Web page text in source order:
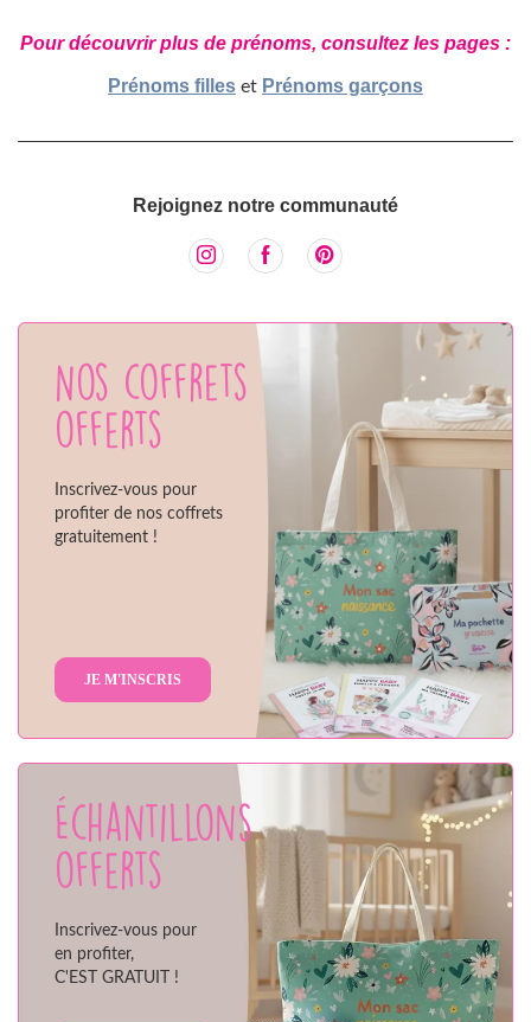
Pour découvrir plus de prénoms, consultez les pages :
Prénoms filles et Prénoms garçons
Rejoignez notre communauté
Nos coffrets
offerts
Inscrivez-vous pour
profiter de nos coffrets
gratuitement !
JE M'INSCRIS
Échantillons
offerts
Inscrivez-vous pour
en profiter,
C'EST GRATUIT !